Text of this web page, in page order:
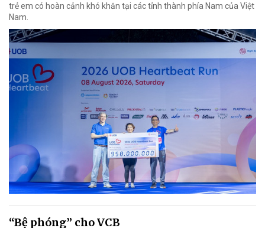
trẻ em có hoàn cảnh khó khăn tại các tỉnh thành phía Nam của Việt
Nam.
“Bệ phóng” cho VCB